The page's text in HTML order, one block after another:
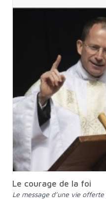
Le courage de la foi
Le message d’une vie